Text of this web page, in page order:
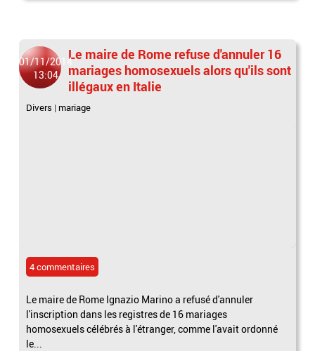
01/11/2014
13:04
Le maire de Rome refuse d'annuler 16
mariages homosexuels alors qu'ils sont
illégaux en Italie
Divers | mariage
4 commentaires
Le maire de Rome Ignazio Marino a refusé d'annuler
l'inscription dans les registres de 16 mariages
homosexuels célébrés à l'étranger, comme l'avait ordonné
le...